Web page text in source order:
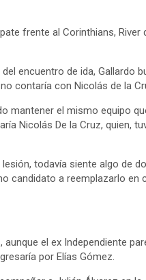
frente al Corinthians, River
encuentro de ida, Gallardo
contaría con Nicolás de la
mantener el mismo equipo
Nicolás De la Cruz, quien,
todavía siente algo de
candidato a reemplazarlo en
el ex Independiente
por Elías Gómez.